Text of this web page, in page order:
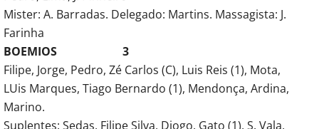
Mister: A. Barradas. Delegado: Martins. Massagista: J.
Farinha
BOEMIOS 3
Filipe, Jorge, Pedro, Zé Carlos (C), Luis Reis (1), Mota,
LUis Marques, Tiago Bernardo (1), Mendonça, Ardina,
Marino.
Suplentes: Sedas, Filipe Silva, Diogo, Gato (1), S. Vala,